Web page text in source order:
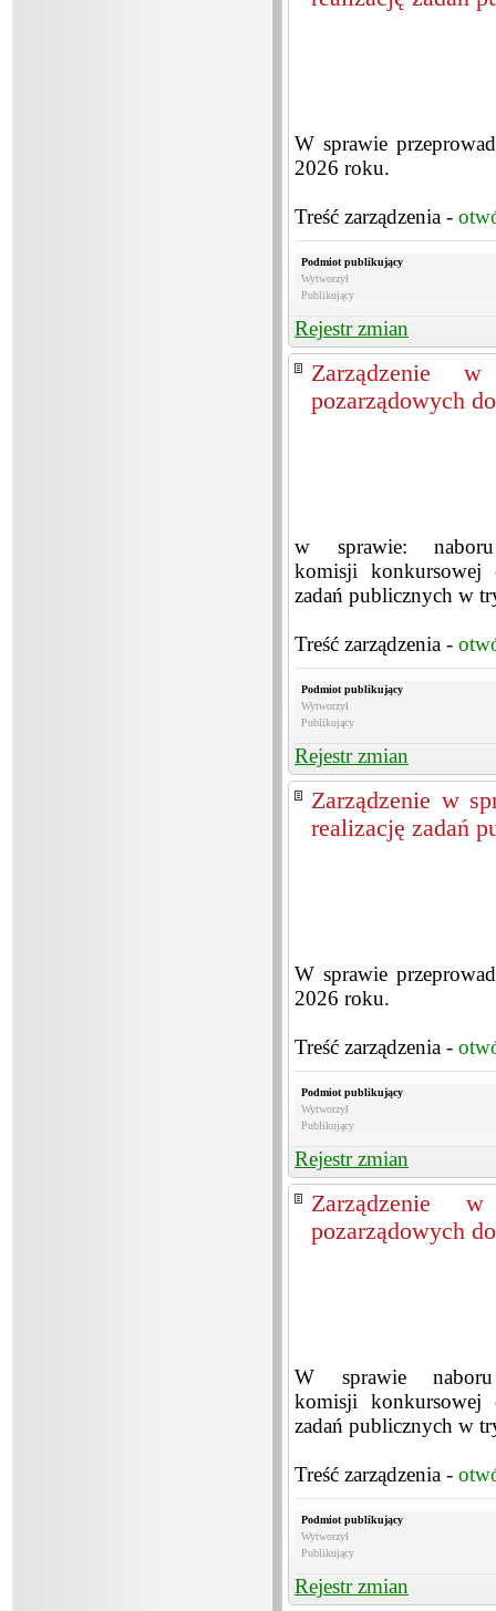
W sprawie
2026 roku.
Treść zarządzenia -
Podmiot publikujący
Wytworzył
Publikujący
Rejestr zmian
Zarządzenie
pozarządowych
w sprawie:
komisji konkursowej
zadań publicznych w
Treść zarządzenia -
Podmiot publikujący
Wytworzył
Publikujący
Rejestr zmian
Zarządzenie w
realizację zadań
W sprawie
2026 roku.
Treść zarządzenia -
Podmiot publikujący
Wytworzył
Publikujący
Rejestr zmian
Zarządzenie
pozarządowych
W sprawie
komisji konkursowej
zadań publicznych w
Treść zarządzenia -
Podmiot publikujący
Wytworzył
Publikujący
Rejestr zmian